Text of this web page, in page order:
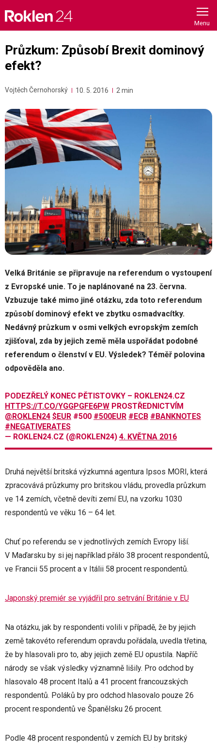
content
Průzkum: Způsobí Brexit dominový
efekt?
Vojtěch Černohorský 10. 5. 2016 2 min
Velká Británie se připravuje na referendum o vystoupení
z Evropské unie. To je naplánované na 23. června.
Vzbuzuje také mimo jiné otázku, zda toto referendum
způsobí dominový efekt ve zbytku osmadvacítky.
Nedávný průzkum v osmi velkých evropským zemích
zjišťoval, zda by jejich země měla uspořádat podobné
referendum o členství v EU. Výsledek? Téměř polovina
odpověděla ano.
PODEZŘELÝ KONEC PĚTISTOVKY – ROKLEN24.CZ
HTTPS://T.CO/YGGPGFE6PW PROSTŘEDNICTVÍM
@ROKLEN24 $EUR #500 #500EUR #ECB #BANKNOTES
#NEGATIVERATES
— ROKLEN24.CZ (@ROKLEN24) 4. KVĚTNA 2016
Druhá největší britská výzkumná agentura Ipsos MORI, která
zpracovává průzkumy pro britskou vládu, provedla průzkum
ve 14 zemích, včetně devíti zemí EU, na vzorku 1030
respondentů ve věku 16 – 64 let.
Chuť po referendu se v jednotlivých zemích Evropy liší.
V Maďarsku by si jej například přálo 38 procent respondentů,
ve Francii 55 procent a v Itálii 58 procent respondentů.
Japonský premiér se vyjádřil pro setrvání Británie v EU
Na otázku, jak by respondenti volili v případě, že by jejich
země takovéto referendum opravdu pořádala, uvedla třetina,
že by hlasovali pro to, aby jejich země EU opustila. Napříč
národy se však výsledky významně lišily. Pro odchod by
hlasovalo 48 procent Italů a 41 procent francouzských
respondentů. Poláků by pro odchod hlasovalo pouze 26
procent respondentů ve Španělsku 26 procent.
Podle 48 procent respondentů v zemích EU by britský